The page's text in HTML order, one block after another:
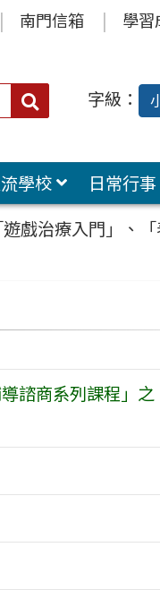
南門信箱 學習
搜
字級：
學校 日常行事
戲治療入門」、
諮商系列課程」